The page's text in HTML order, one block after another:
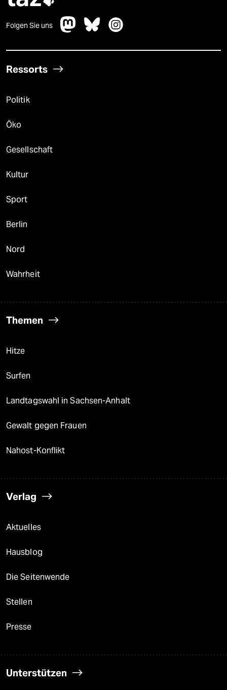
Folgen Sie uns
Ressorts
Politik
Öko
Gesellschaft
Kultur
Sport
Berlin
Nord
Wahrheit
Themen
Hitze
Surfen
Landtagswahl in Sachsen-Anhalt
Gewalt gegen Frauen
Nahost-Konflikt
Verlag
Aktuelles
Hausblog
Die Seitenwende
Stellen
Presse
Unterstützen